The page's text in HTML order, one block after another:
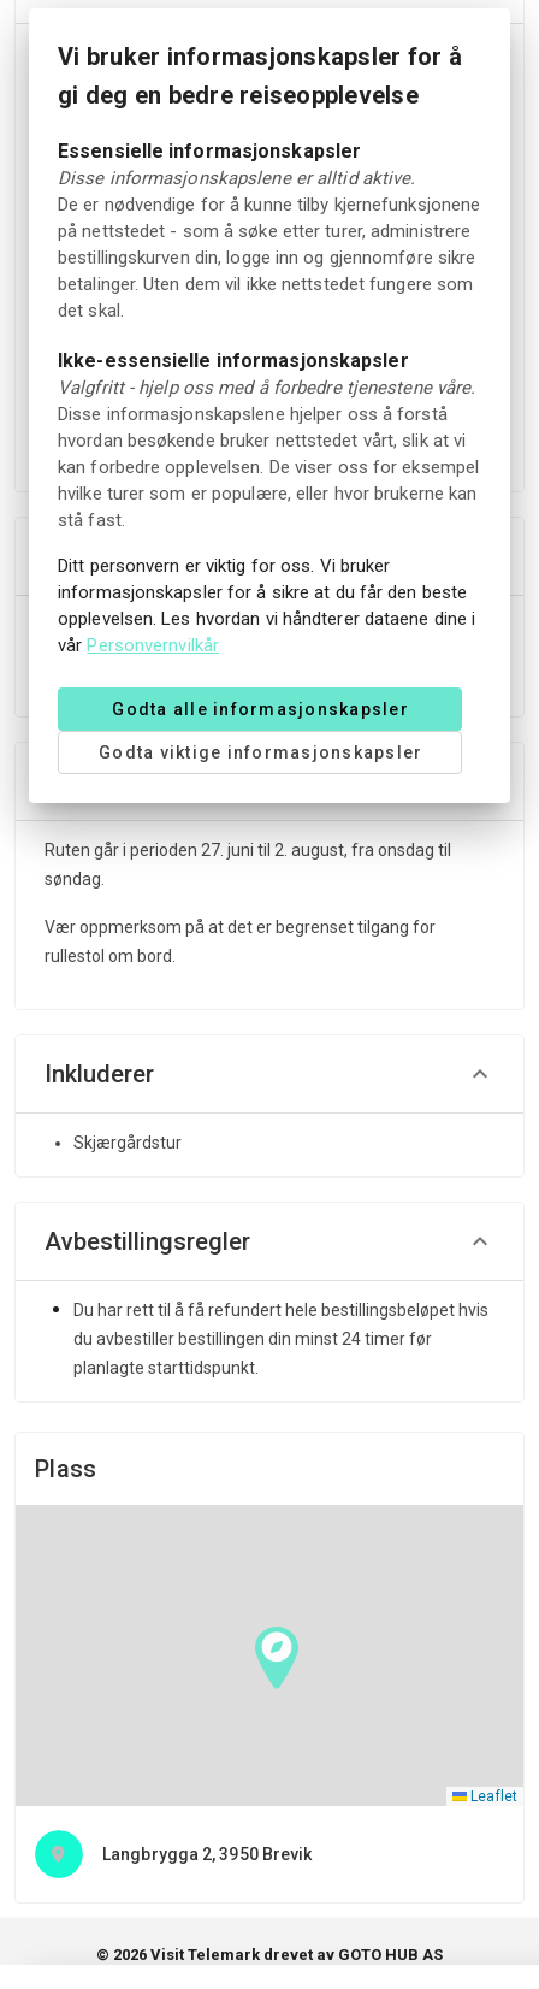
Bli med passasjerbåten Løvøy på en hyggelig rundtur i
Porsgrunn og Brevik skjærgården. Båten ble bygget i 1976
og går onsdag til søndag i sommersesongen. På de lengre
avgangene kl. 10.30 og 15.30 går turen innom Lille Oksøya,
Dikkon, Løvøya, Bjørkøya og Siktesøya, før båten fortsetter
videre ut til Langesund.
Kl. 13.30 kjøres en kortere runde via Bjørkøya og Siktesøya
til Langesund. Underveis kan du nyte utsikten fra sjøen,
planlegge et badestopp eller ta en handletur når du
Du kan hoppe av på en av øyene underveis og bli med
båten tilbake senere samme dag. Du kan også velge å
tilbringe dagen i Langesund før returen.
Høydepunkter
Badetur
Handletur
Tillegg
Ruten går i perioden 27. juni til 2. august, fra onsdag til
søndag.
Vær oppmerksom på at det er begrenset tilgang for
rullestol om bord.
Inkluderer
Skjærgårdstur
Avbestillingsregler
Du har rett til å få refundert hele bestillingsbeløpet hvis
du avbestiller bestillingen din minst 24 timer før
planlagte starttidspunkt.
Plass
Leaflet
Langbrygga 2, 3950 Brevik
© 2026 Visit Telemark drevet av GOTO HUB AS
Vi bruker informasjonskapsler for å
gi deg en bedre reiseopplevelse
Essensielle informasjonskapsler
Disse informasjonskapslene er alltid aktive.
De er nødvendige for å kunne tilby kjernefunksjonene
på nettstedet - som å søke etter turer, administrere
bestillingskurven din, logge inn og gjennomføre sikre
betalinger. Uten dem vil ikke nettstedet fungere som
det skal.
Ikke-essensielle informasjonskapsler
Valgfritt - hjelp oss med å forbedre tjenestene våre.
Disse informasjonskapslene hjelper oss å forstå
hvordan besøkende bruker nettstedet vårt, slik at vi
kan forbedre opplevelsen. De viser oss for eksempel
hvilke turer som er populære, eller hvor brukerne kan
stå fast.
Ditt personvern er viktig for oss. Vi bruker
informasjonskapsler for å sikre at du får den beste
opplevelsen. Les hvordan vi håndterer dataene dine i
vårPersonvernvilkår
Godta alle informasjonskapsler
Godta viktige informasjonskapsler